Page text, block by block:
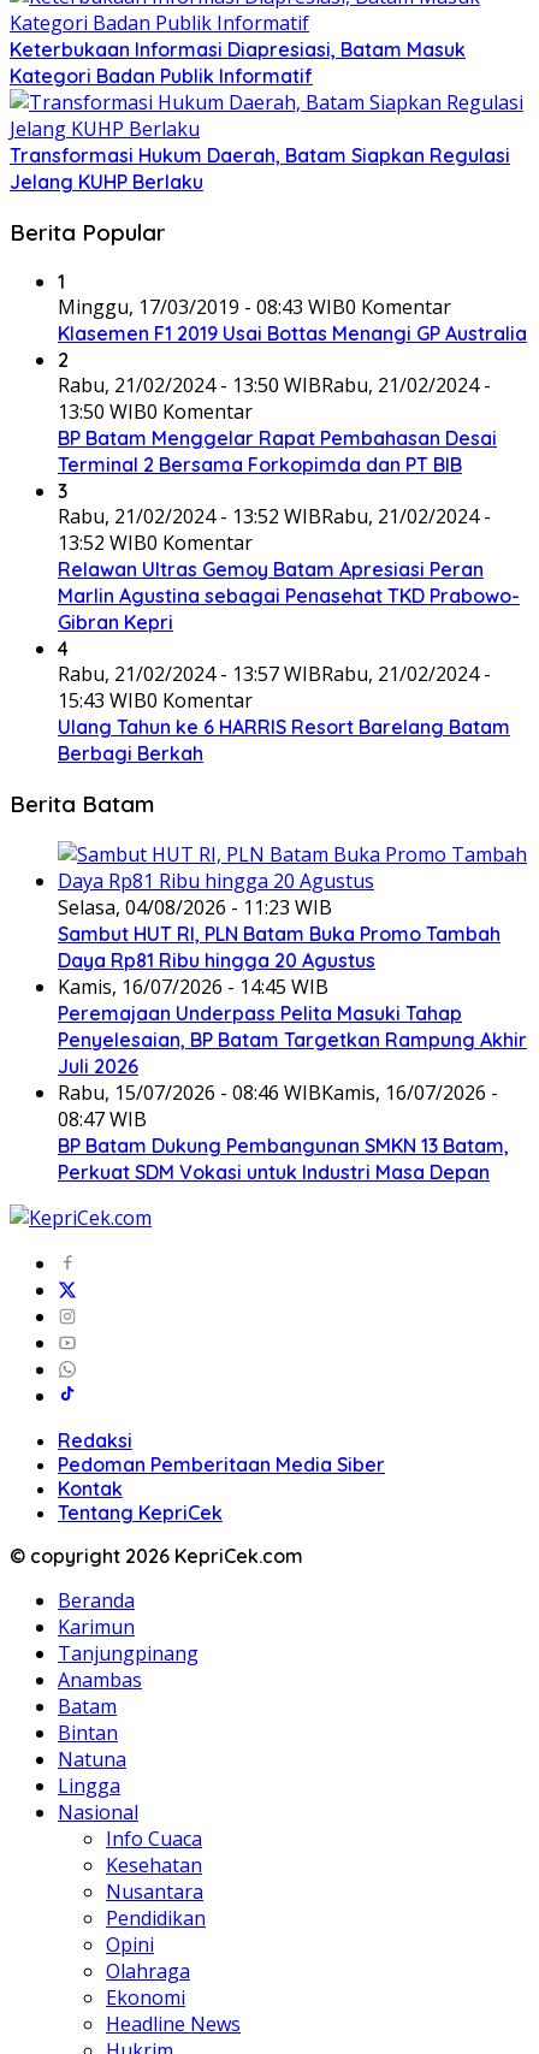
Keterbukaan Informasi Diapresiasi, Batam Masuk
Kategori Badan Publik Informatif
Transformasi Hukum Daerah, Batam Siapkan Regulasi
Jelang KUHP Berlaku
Berita Popular
1
Minggu, 17/03/2019 - 08:43 WIB0 Komentar
Klasemen F1 2019 Usai Bottas Menangi GP Australia
2
Rabu, 21/02/2024 - 13:50 WIBRabu, 21/02/2024 -
13:50 WIB0 Komentar
BP Batam Menggelar Rapat Pembahasan Desai
Terminal 2 Bersama Forkopimda dan PT BIB
3
Rabu, 21/02/2024 - 13:52 WIBRabu, 21/02/2024 -
13:52 WIB0 Komentar
Relawan Ultras Gemoy Batam Apresiasi Peran
Marlin Agustina sebagai Penasehat TKD Prabowo-
Gibran Kepri
4
Rabu, 21/02/2024 - 13:57 WIBRabu, 21/02/2024 -
15:43 WIB0 Komentar
Ulang Tahun ke 6 HARRIS Resort Barelang Batam
Berbagi Berkah
Berita Batam
Selasa, 04/08/2026 - 11:23 WIB
Sambut HUT RI, PLN Batam Buka Promo Tambah
Daya Rp81 Ribu hingga 20 Agustus
Kamis, 16/07/2026 - 14:45 WIB
Peremajaan Underpass Pelita Masuki Tahap
Penyelesaian, BP Batam Targetkan Rampung Akhir
Juli 2026
Rabu, 15/07/2026 - 08:46 WIBKamis, 16/07/2026 -
08:47 WIB
BP Batam Dukung Pembangunan SMKN 13 Batam,
Perkuat SDM Vokasi untuk Industri Masa Depan
Redaksi
Pedoman Pemberitaan Media Siber
Kontak
Tentang KepriCek
© copyright 2026 KepriCek.com
Beranda
Karimun
Tanjungpinang
Anambas
Batam
Bintan
Natuna
Lingga
Nasional
Info Cuaca
Kesehatan
Nusantara
Pendidikan
Opini
Olahraga
Ekonomi
Headline News